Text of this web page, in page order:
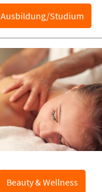
Ausbildung/Studium
Beauty & Wellness